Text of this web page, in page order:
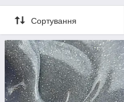
Сортування